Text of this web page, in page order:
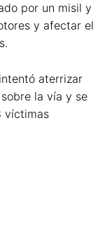
por un misil y
y afectar el
aterrizar
la vía y se
víctimas